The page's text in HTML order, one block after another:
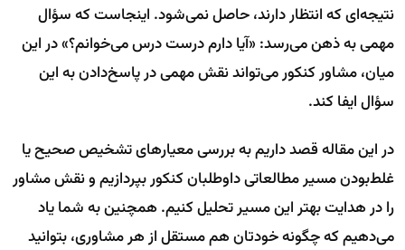
نتیجه‌ای که انتظار دارند، حاصل نمی‌شود. اینجاست که سؤال
مهمی به ذهن می‌رسد: «آیا دارم درست درس می‌خوانم؟» در این
میان، مشاور کنکور می‌تواند نقش مهمی در پاسخ‌دادن به این
سؤال ایفا کند.
در این مقاله قصد داریم به بررسی معیارهای تشخیص صحیح یا
غلط‌بودن مسیر مطالعاتی داوطلبان کنکور بپردازیم و نقش مشاور
را در هدایت بهتر این مسیر تحلیل کنیم. همچنین به شما یاد
می‌دهیم که چگونه خودتان هم مستقل از هر مشاوری، بتوانید